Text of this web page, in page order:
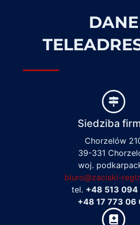
DANE
Siedziba
Chorzelów
39-331
woj.
biuro@zaciski-
tel. +48 513 094
+48 17 773 06